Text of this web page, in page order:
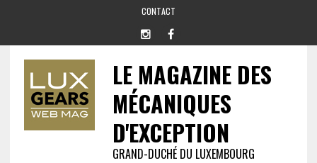
CONTACT
LE MAGAZINE DES
MÉCANIQUES
D'EXCEPTION
GRAND-DUCHÉ DU LUXEMBOURG